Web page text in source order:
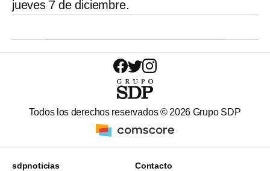
jueves 7 de diciembre.
Todos los derechos reservados © 2026 Grupo SDP
sdpnoticias Contacto